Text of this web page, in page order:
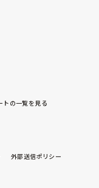
トの一覧を見る
外部送信ポリシー